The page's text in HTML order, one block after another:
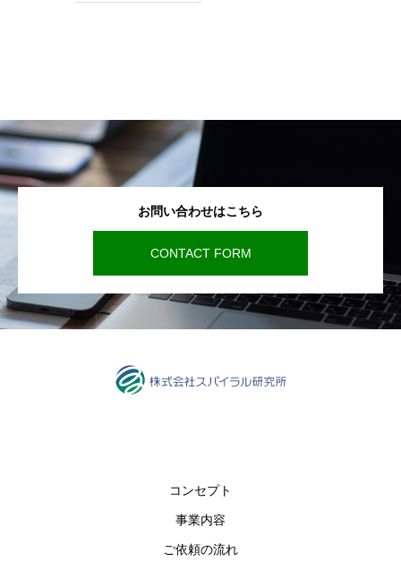
お問い合わせはこちら
CONTACT FORM
コンセプト
事業内容
ご依頼の流れ